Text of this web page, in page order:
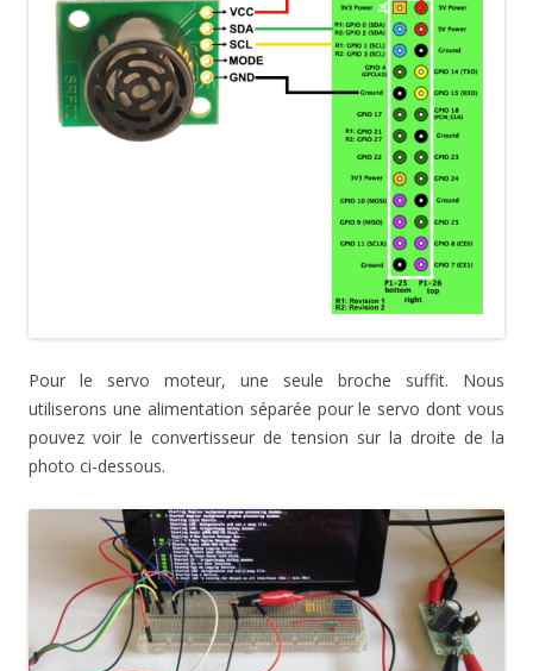
Pour le servo moteur, une seule broche suffit. Nous
utiliserons une alimentation séparée pour le servo dont vous
pouvez voir le convertisseur de tension sur la droite de la
photo ci-dessous.